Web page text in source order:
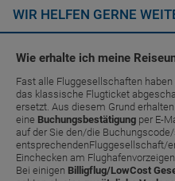
WIR HELFEN GERNE
Wie erhalte ich meine
Fast alle Fluggesellschaften
das klassische Flugticket
ersetzt. Aus diesem Grund
eine Buchungsbestätigung per E-
auf der Sie den/die
entsprechendenFluggesellschaft/
Einchecken am
Bei einigen Billigflug/LowCost